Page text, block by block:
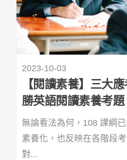
2023-10-03
【閱讀素養】三大
勝英語閱讀素養考題
無論看法為何，108 課綱
素養化，也反映在各階段
對...